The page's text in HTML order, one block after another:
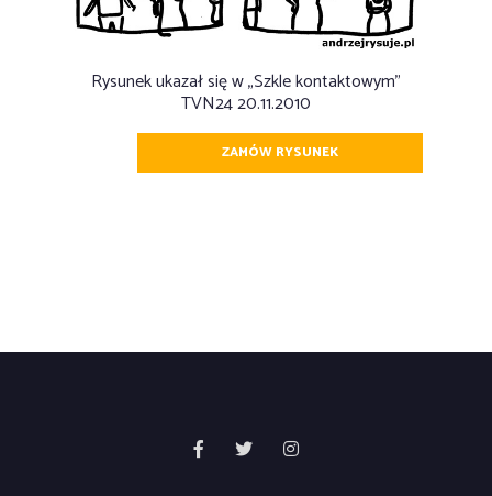
Rysunek ukazał się w „Szkle kontaktowym”
TVN24 20.11.2010
ZAMÓW RYSUNEK